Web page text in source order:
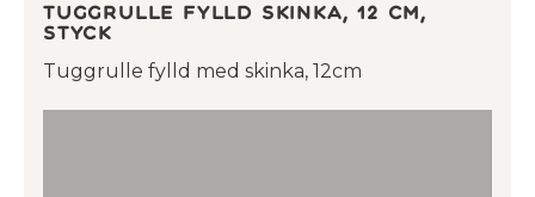
Tuggrulle fylld Skinka, 12 cm,
styck
Tuggrulle fylld med skinka, 12cm